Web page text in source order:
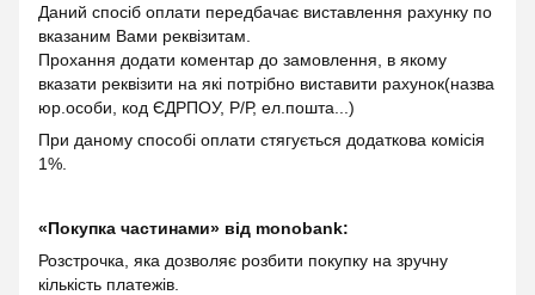
Даний спосіб оплати передбачає виставлення рахунку по
вказаним Вами реквізитам.
Прохання додати коментар до замовлення, в якому
вказати реквізити на які потрібно виставити рахунок(назва
юр.особи, код ЄДРПОУ, Р/Р, ел.пошта...)
При даному способі оплати стягується додаткова комісія
1%.
«Покупка частинами» від monobank:
Розстрочка, яка дозволяє розбити покупку на зручну
кількість платежів.